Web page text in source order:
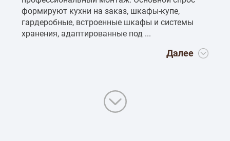
формируют кухни на заказ, шкафы-купе,
гардеробные, встроенные шкафы и системы
хранения, адаптированные под ...
Далее